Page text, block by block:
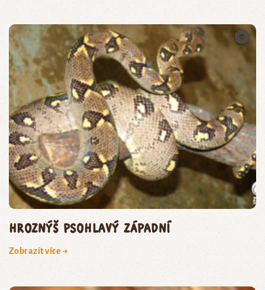
hroznýš psohlavý západní
Zobrazit více →